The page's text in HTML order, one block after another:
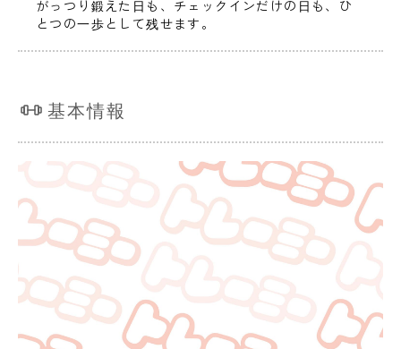
がっつり鍛えた日も、チェックインだけの日も、ひ
とつの一歩として残せます。
基本情報